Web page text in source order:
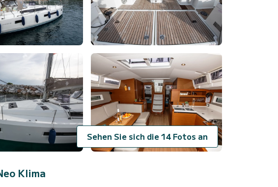
Sehen Sie sich die 14 Fotos an
Klima